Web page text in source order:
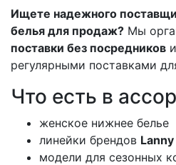
Ищете надежного
белья для продаж? Мы
поставки без посредников
регулярными поставками
Что есть в
женское нижнее белье
линейки брендов
модели для сезонных